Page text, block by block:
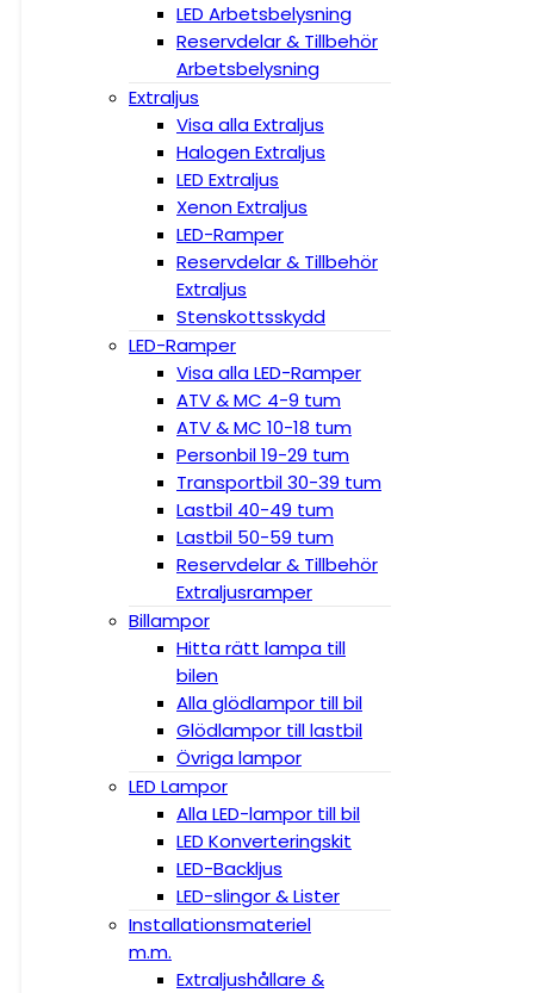
LED Arbetsbelysning
Reservdelar & Tillbehör
Arbetsbelysning
Extraljus
Visa alla Extraljus
Halogen Extraljus
LED Extraljus
Xenon Extraljus
LED-Ramper
Reservdelar & Tillbehör
Extraljus
Stenskottsskydd
LED-Ramper
Visa alla LED-Ramper
ATV & MC 4-9 tum
ATV & MC 10-18 tum
Personbil 19-29 tum
Transportbil 30-39 tum
Lastbil 40-49 tum
Lastbil 50-59 tum
Reservdelar & Tillbehör
Extraljusramper
Billampor
Hitta rätt lampa till
bilen
Alla glödlampor till bil
Glödlampor till lastbil
Övriga lampor
LED Lampor
Alla LED-lampor till bil
LED Konverteringskit
LED-Backljus
LED-slingor & Lister
Installationsmateriel
m.m.
Extraljushållare &